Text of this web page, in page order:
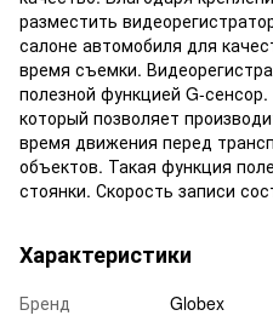
разместить
салоне автомобиля для
время съемки.
полезной функцией G-
который позволяет
время движения перед
объектов. Такая функция
стоянки. Скорость записи
Характеристики
Бренд
Globex